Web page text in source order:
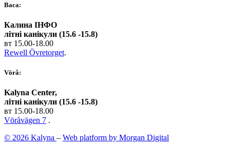
Васа:
Калина ІНФО
літні канікули (15.6 -15.8)
вт 15.00-18.00
Rewell Övretorget.
Vörå:
Kalyna Center,
літні канікули (15.6 -15.8)
вт 15.00-18.00
Vöråvägen 7 .
© 2026 Kalyna – Web platform by Morgan Digital